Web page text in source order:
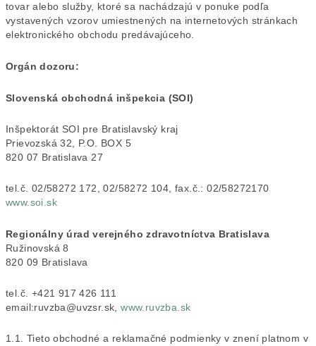
tovar alebo služby, ktoré sa nachádzajú v ponuke podľa
vystavených vzorov umiestnených na internetových stránkach
elektronického obchodu predávajúceho.
Orgán dozoru:
Slovenská obchodná inšpekcia (SOI)
Inšpektorát SOI pre Bratislavský kraj
Prievozská 32, P.O. BOX 5
820 07 Bratislava 27
tel.č. 02/58272 172, 02/58272 104, fax.č.: 02/58272170
www.soi.sk
Regionálny úrad verejného zdravotníctva Bratislava
Ružinovská 8
820 09 Bratislava
tel.č. +421 917 426 111
email:ruvzba@uvzsr.sk,www.ruvzba.sk
1.1. Tieto obchodné a reklamačné podmienky v znení platnom v